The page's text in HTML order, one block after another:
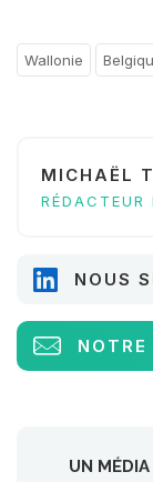
Wallonie
MICHAËL
RÉDACTEUR
NOUS
NOTRE
UN